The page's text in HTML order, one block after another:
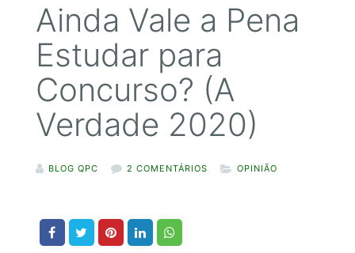
Ainda Vale a Pena
Estudar para
Concurso? (A
Verdade 2020)
BLOG QPC 2 COMENTÁRIOS OPINIÃO